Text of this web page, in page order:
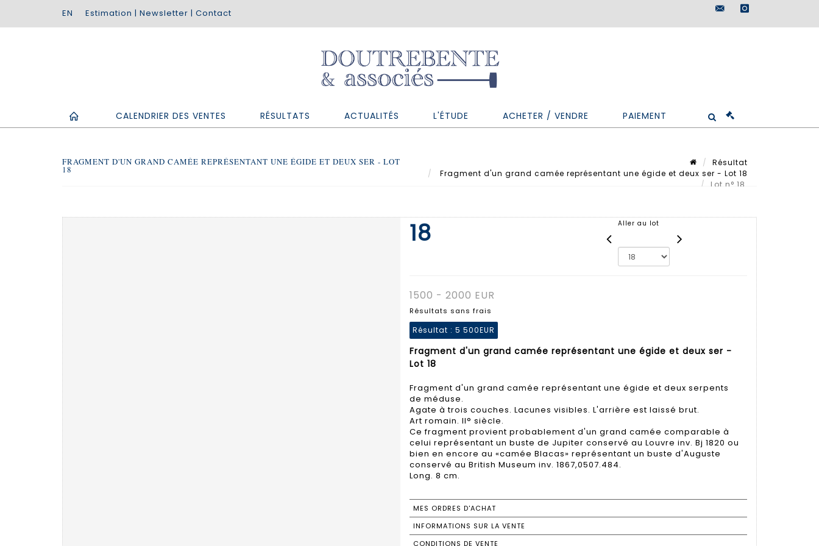
Estimation | Newsletter | Contact
instagram
CALENDRIER DES VENTES RÉSULTATS ACTUALITÉS L'ÉTUDE ACHETER / VENDRE PAIEMENT
FRAGMENT D'UN GRAND CAMÉE REPRÉSENTANT UNE ÉGIDE ET DEUX SER - LOT
18
Résultat
Fragment d'un grand camée représentant une égide et deux ser - Lot 18
Lot n° 18
18 Aller au lot
1500 - 2000 EUR
Résultats sans frais
Résultat : 5 500EUR
Fragment d'un grand camée représentant une égide et deux ser -
Lot 18
Fragment d'un grand camée représentant une égide et deux serpents
de méduse.
Agate à trois couches. Lacunes visibles. L'arrière est laissé brut.
Art romain. II° siècle.
Ce fragment provient probablement d'un grand camée comparable à
celui représentant un buste de Jupiter conservé au Louvre inv. Bj 1820 ou
bien en encore au «camée Blacas» représentant un buste d'Auguste
conservé au British Museum inv. 1867,0507.484.
Long. 8 cm.
MES ORDRES D'ACHAT
INFORMATIONS SUR LA VENTE
CONDITIONS DE VENTE